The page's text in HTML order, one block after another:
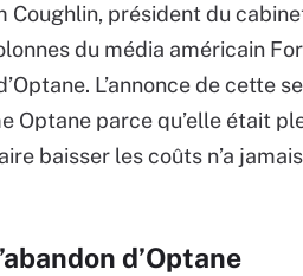
Coughlin, président du
du média américain
L’annonce de cette
Optane parce qu’elle était
baisser les coûts n’a
d’Optane